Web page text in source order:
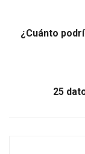
¿Cuánto
25